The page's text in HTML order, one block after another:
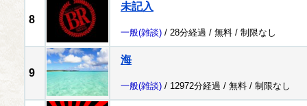
8
未記入
一般(雑談) / 28分経過 / 無料 / 制限なし
9
海
一般(雑談) / 12972分経過 / 無料 / 制限なし